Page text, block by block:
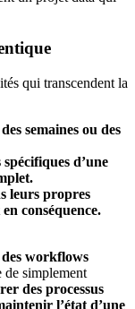
qui transcendent la
semaines ou des
d’une
leurs propres
conséquence.
workflows
de simplement
des processus
l’état d’une